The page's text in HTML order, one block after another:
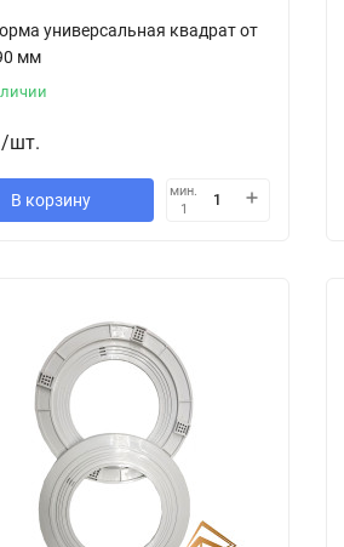
универсальная квадрат от
мм
/шт.
В корзину
мин.
1